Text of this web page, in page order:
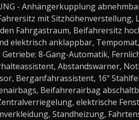
- Anhängerkupplung
mit
Fahrgastraum, Beifahrersitz
elektrisch anklappbar,
- Getriebe: 8-Gang-Automatik,
Abstandswarner,
Berganfahrassistent, 16"
Beifahrerairbag
elektrische
Standheizung,